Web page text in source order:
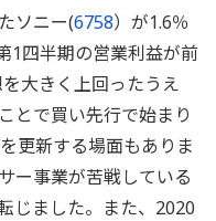
ソニー(6758）が1.6％
1四半期の営業利益が前
大きく上回ったうえ
とで買い先行で始まり
更新する場面もありま
ー事業が苦戦している
じました。また、2020